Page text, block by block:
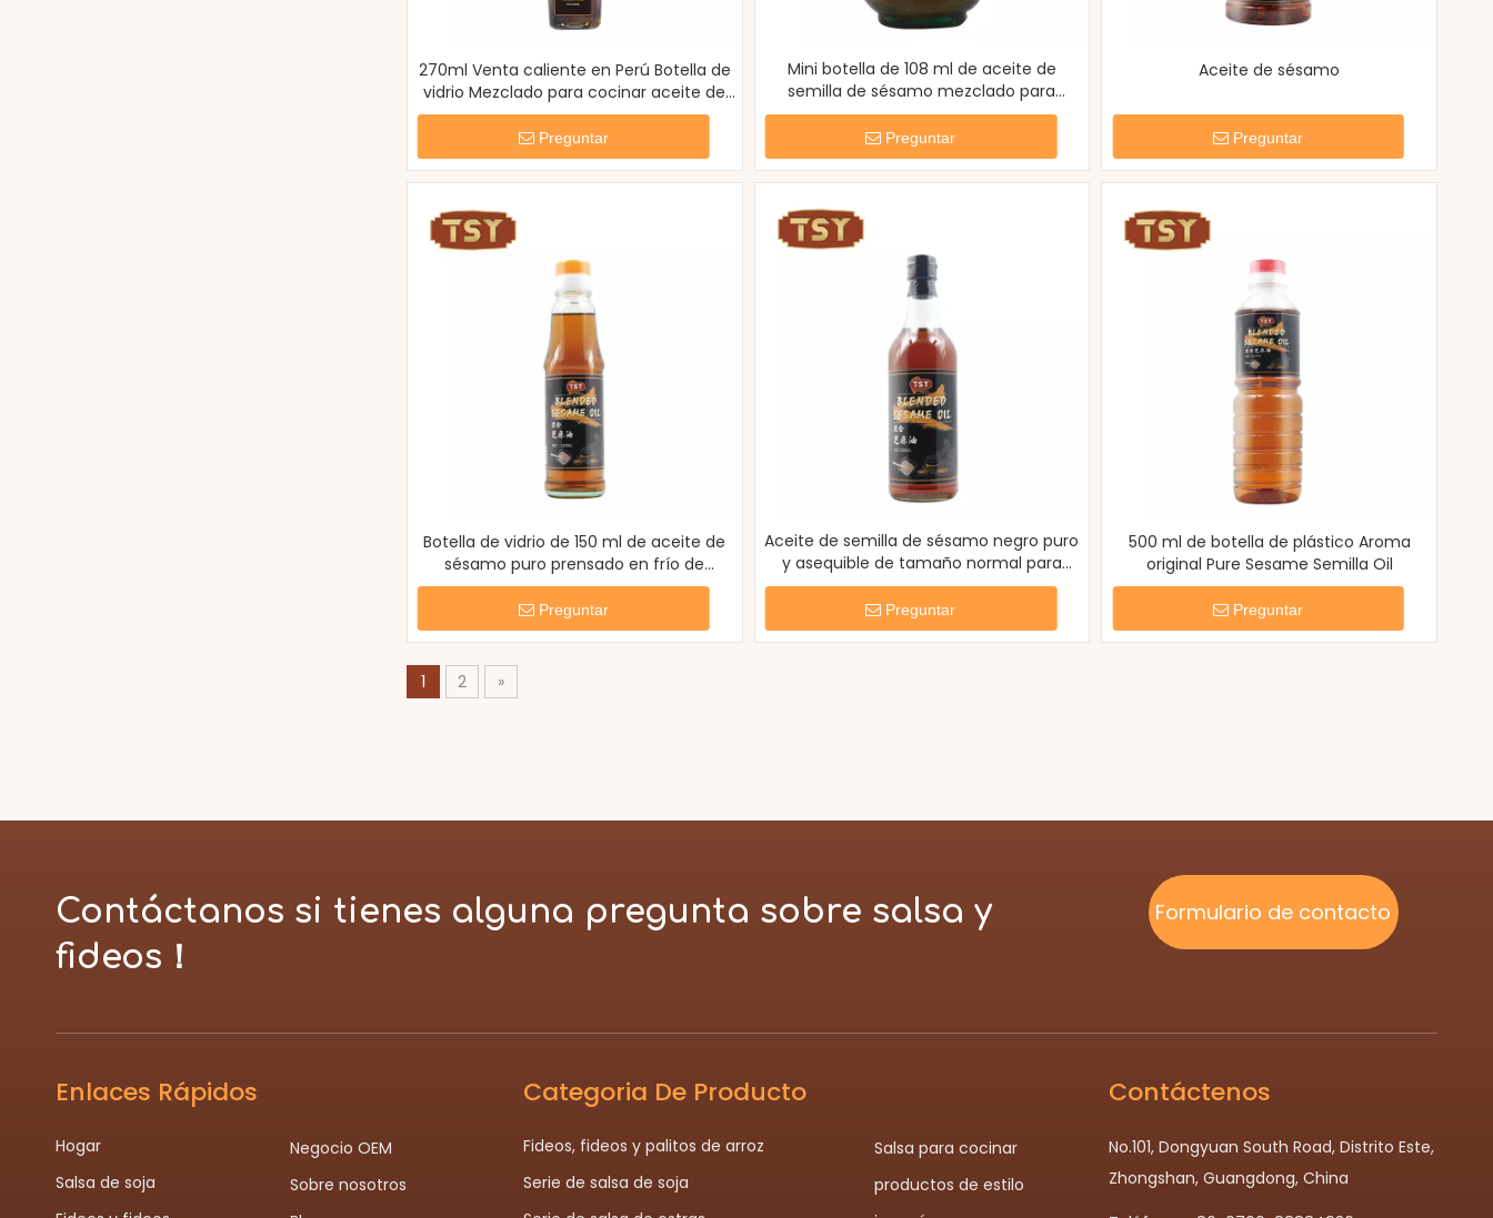
270ml Venta caliente en Perú Botella de
vidrio Mezclado para cocinar aceite de
sésamo negro
Preguntar
Mini botella de 108 ml de aceite de
semilla de sésamo mezclado para
inmersión fragante
Preguntar
Aceite de sésamo
Preguntar
Botella de vidrio de 150 ml de aceite de
sésamo puro prensado en frío de
tamaño pequeño
Preguntar
Aceite de semilla de sésamo negro puro
y asequible de tamaño normal para
salteados
Preguntar
500 ml de botella de plástico Aroma
original Pure Sesame Semilla Oil
Preguntar
1 2 »
Contáctanos si tienes alguna pregunta sobre salsa y
fideos！
Formulario de contacto
Enlaces Rápidos
Hogar
Salsa de soja
Negocio OEM
Sobre nosotros
Categoria De Producto
Fideos, fideos y palitos de arroz
Serie de salsa de soja
Salsa para cocinar
productos de estilo
Contáctenos
No.101, Dongyuan South Road, Distrito Este,
Zhongshan, Guangdong, China